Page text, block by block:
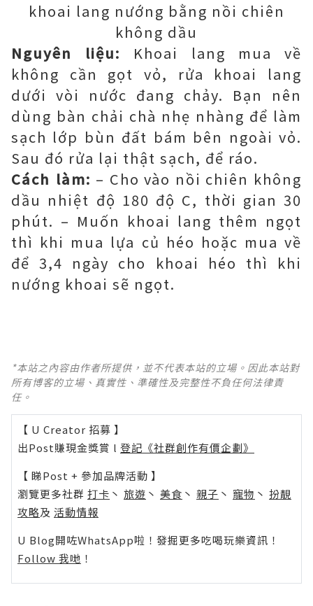
khoai lang nướng bằng nồi chiên
không dầu
Nguyên liệu: Khoai lang mua về
không cần gọt vỏ, rửa khoai lang
dưới vòi nước đang chảy. Bạn nên
dùng bàn chải chà nhẹ nhàng để làm
sạch lớp bùn đất bám bên ngoài vỏ.
Sau đó rửa lại thật sạch, để ráo.
Cách làm: – Cho vào nồi chiên không
dầu nhiệt độ 180 độ C, thời gian 30
phút. – Muốn khoai lang thêm ngọt
thì khi mua lựa củ héo hoặc mua về
để 3,4 ngày cho khoai héo thì khi
nướng khoai sẽ ngọt.
*本站之內容由作者所提供，並不代表本站的立場。因此本站對
所有博客的立場、真實性、準確性及完整性不負任何法律責
任。
【 U Creator 招募 】
出Post賺現金獎賞 l 登記《社群創作有價企劃》
【 睇Post + 參加品牌活動 】
瀏覽更多社群 打卡 丶 旅遊 丶 美食 丶 親子 丶 寵物 丶 扮靚
攻略及 活動情報
U Blog開咗WhatsApp啦！發掘更多吃喝玩樂資訊！
Follow 我哋 ！